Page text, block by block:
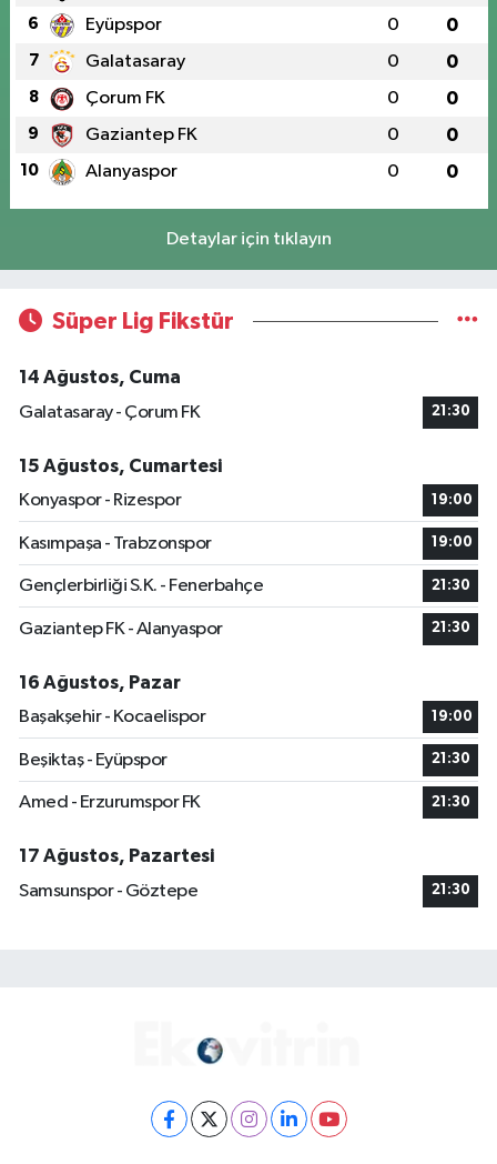
6 Eyüpspor 0 0
7 Galatasaray 0 0
8 Çorum FK 0 0
9 Gaziantep FK 0 0
10 Alanyaspor 0 0
Detaylar için tıklayın
Süper Lig Fikstür
14 Ağustos, Cuma
Galatasaray - Çorum FK
21:30
15 Ağustos, Cumartesi
Konyaspor - Rizespor
19:00
Kasımpaşa - Trabzonspor 19:00
Gençlerbirliği S.K. - Fenerbahçe 21:30
Gaziantep FK - Alanyaspor 21:30
16 Ağustos, Pazar
Başakşehir - Kocaelispor
19:00
Beşiktaş - Eyüpspor 21:30
Amed - Erzurumspor FK 21:30
17 Ağustos, Pazartesi
Samsunspor - Göztepe
21:30